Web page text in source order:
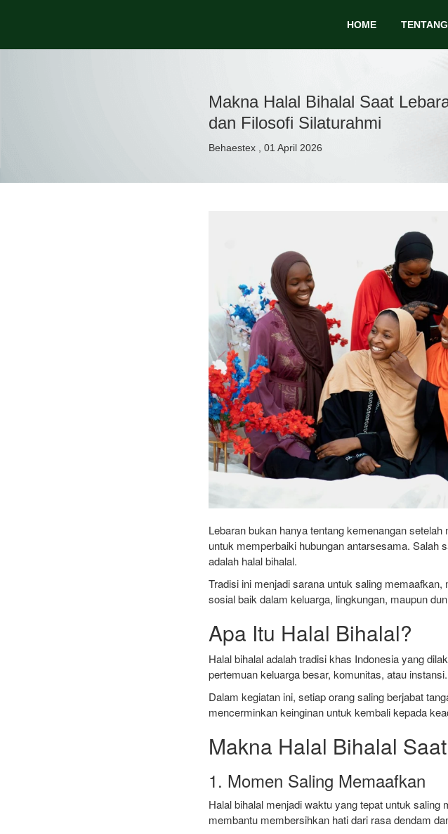
HOME
Makna Halal Bihalal Saat
dan Filosofi Silaturahmi
Behaestex , 01 April 2026
Lebaran bukan hanya tentang kemenangan
untuk memperbaiki hubungan antarsesama. Salah
adalah halal bihalal.
Tradisi ini menjadi sarana untuk saling
sosial baik dalam keluarga, lingkungan, maupun
Apa Itu Halal Bihalal?
Halal bihalal adalah tradisi khas Indonesia yang
pertemuan keluarga besar, komunitas, atau instansi.
Dalam kegiatan ini, setiap orang saling berjabat
mencerminkan keinginan untuk kembali kepada
Makna Halal Bihalal
1. Momen Saling Memaafkan
Halal bihalal menjadi waktu yang tepat untuk
membantu membersihkan hati dari rasa dendam